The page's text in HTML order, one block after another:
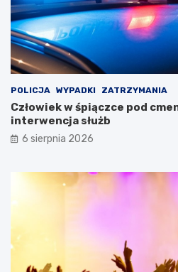
POLICJA WYPADKI ZATRZYMANIA
Człowiek w śpiączce pod
interwencja służb
6 sierpnia 2026